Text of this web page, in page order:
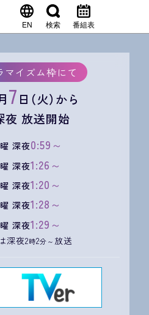
EN 検索 番組表
イズム枠にて
7 日（火）から
夜 放送開始
曜 深夜0:59～
曜 深夜1:26～
曜 深夜1:20～
曜 深夜1:28～
曜 深夜1:29～
深夜2時2分～ 放送